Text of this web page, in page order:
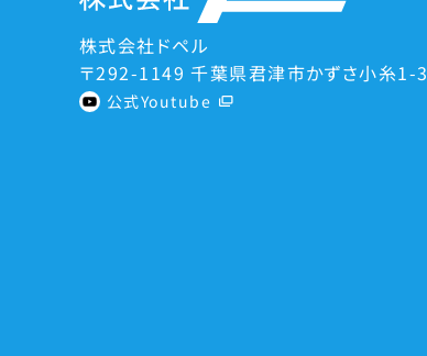
株式会社ドペル
〒292-1149 千葉県君津市かずさ小糸1-3
公式Youtube